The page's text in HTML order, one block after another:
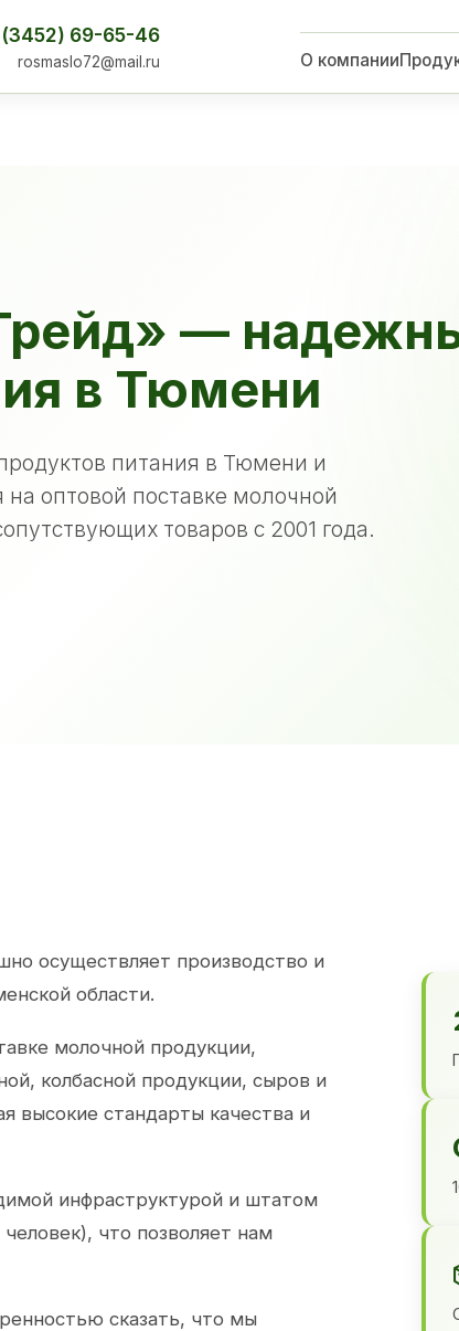
69-65-46
rosmaslo72@mail.ru О компании
—
в Тюмени
питания в Тюмени и
оптовой поставке молочной
товаров с 2001 года.
осуществляет производство и
области.
молочной продукции,
колбасной продукции, сыров и
высокие стандарты качества и
инфраструктурой и штатом
что позволяет нам
сказать, что мы